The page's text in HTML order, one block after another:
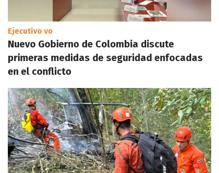
Ejecutivo vo
Nuevo Gobierno de Colombia discute
primeras medidas de seguridad enfocadas
en el conflicto